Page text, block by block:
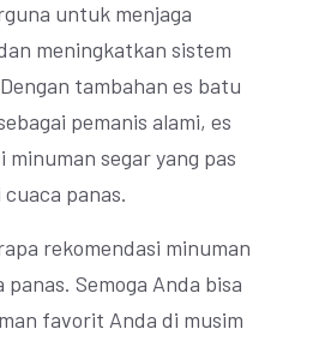
untuk menjaga
meningkatkan sistem
tambahan es batu
pemanis alami, es
minuman segar yang pas
panas.
rekomendasi minuman
Semoga Anda bisa
favorit Anda di musim